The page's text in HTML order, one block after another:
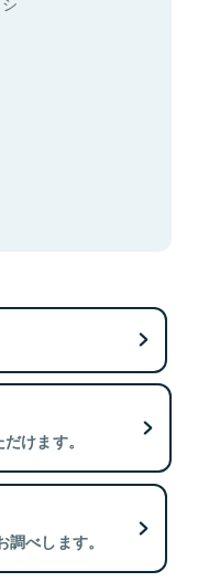
けます。
べします。